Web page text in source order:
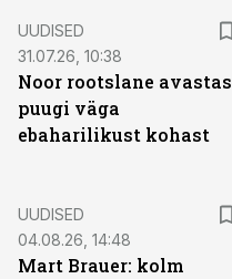
UUDISED
31.07.26, 10:38
Noor rootslane avastas
puugi väga
ebaharilikust kohast
UUDISED
04.08.26, 14:48
Mart Brauer: kolm